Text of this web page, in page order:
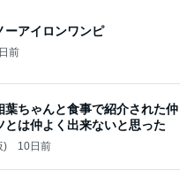
ーアイロンワンピ
前
葉ちゃんと食事で紹介された仲
とは仲よく出来ないと思った
) 10日前